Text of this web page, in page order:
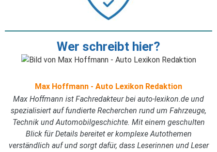
Wer schreibt hier?
Max Hoffmann - Auto Lexikon Redaktion
Max Hoffmann ist Fachredakteur bei auto-lexikon.de und
spezialisiert auf fundierte Recherchen rund um Fahrzeuge,
Technik und Automobilgeschichte. Mit einem geschulten
Blick für Details bereitet er komplexe Autothemen
verständlich auf und sorgt dafür, dass Leserinnen und Leser